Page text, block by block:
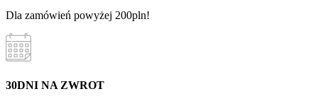
Dla zamówień powyżej 200pln!
30DNI NA ZWROT